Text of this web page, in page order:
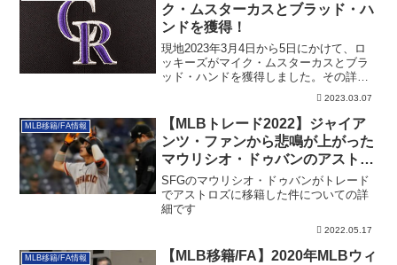
ク・ムスターカスとブラッド・ハ
ンドを獲得！
現地2023年3月4日から5日にかけて、ロ
ッキーズがマイク・ムスターカスとブラ
ッド・ハンドを獲得しました。その詳細
2023.03.07
MLB移籍/FA情報
【MLBトレード2022】ジャイア
ンツ・ファンから悲鳴が上がった
マウリシオ・ドゥバンのアストロ
ズ行き
SFGのマウリシオ・ドゥバンがトレード
でアストロズに移籍した件についての詳
細です
2022.05.17
MLB移籍/FA情報
【MLB移籍/FA】2020年MLBウィ